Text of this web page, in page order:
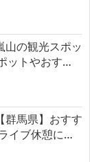
山の観光スポッ
ットやおす…
群馬県】おすす
イブ休憩に…